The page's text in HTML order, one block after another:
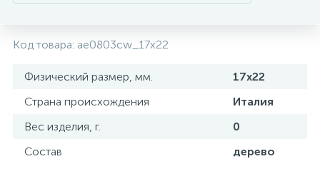
Код товара: ae0803cw_17х22
Физический размер, мм.
17х22
Страна происхождения
Италия
Вес изделия, г.
0
Состав
дерево